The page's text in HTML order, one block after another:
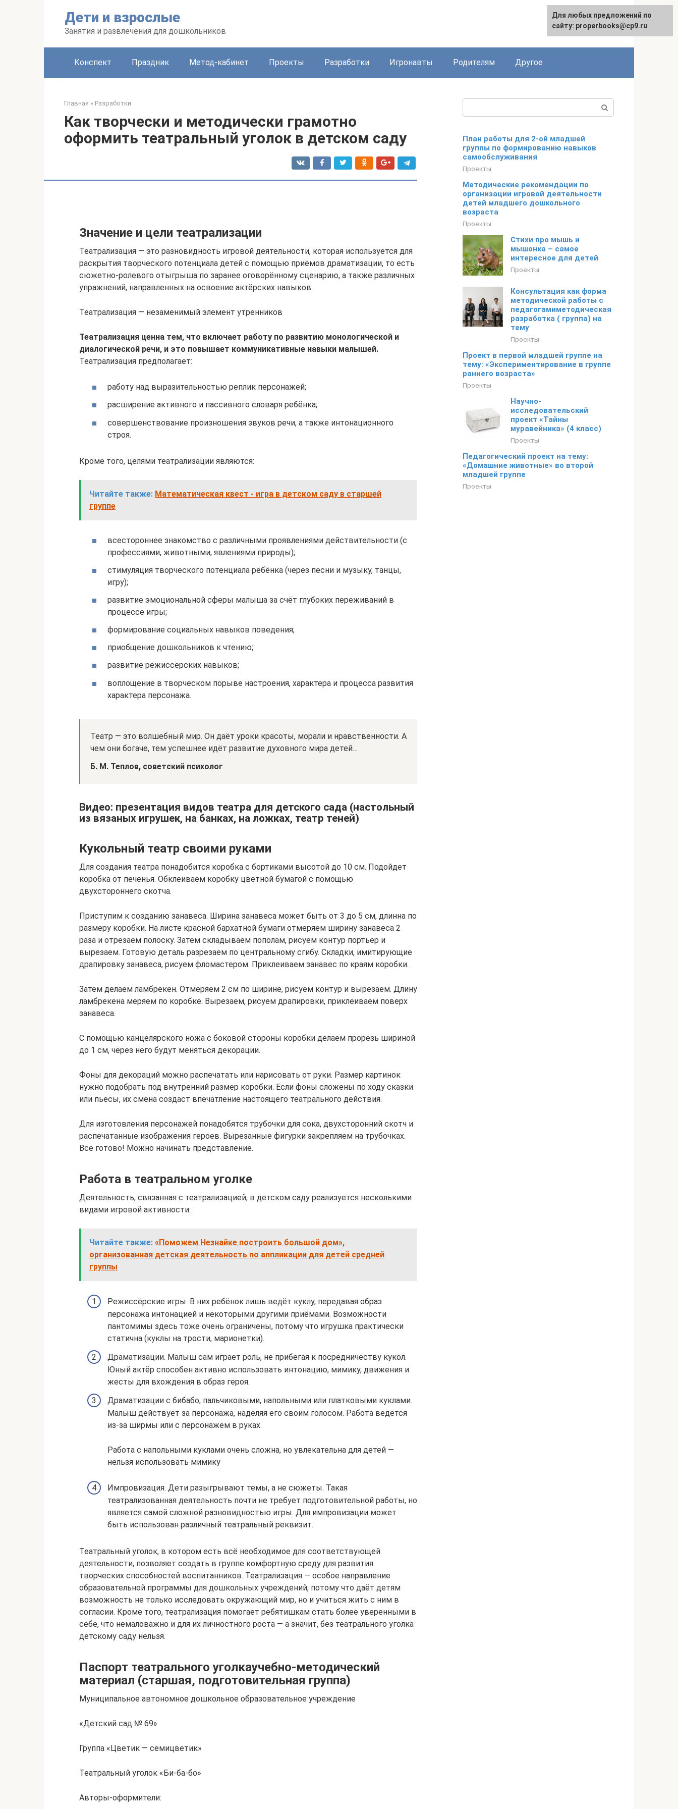
Дети и взрослые
Занятия и развлечения для дошкольников
English
Конспект Праздник Метод-кабинет Проекты Разработки Игронавты Родителям Другое
Главная » Разработки
Как творчески и методически грамотно
оформить театральный уголок в детском саду
Значение и цели театрализации
Театрализация — это разновидность игровой деятельности, которая используется для
раскрытия творческого потенциала детей с помощью приёмов драматизации, то есть
сюжетно-ролевого отыгрыша по заранее оговорённому сценарию, а также различных
упражнений, направленных на освоение актёрских навыков.
Театрализация — незаменимый элемент утренников
Театрализация ценна тем, что включает работу по развитию монологической и
диалогической речи, и это повышает коммуникативные навыки малышей.
Театрализация предполагает:
работу над выразительностью реплик персонажей;
расширение активного и пассивного словаря ребёнка;
совершенствование произношения звуков речи, а также интонационного
строя.
Кроме того, целями театрализации являются:
Читайте также: Математическая квест - игра в детском саду в старшей
группе
всестороннее знакомство с различными проявлениями действительности (с
профессиями, животными, явлениями природы);
стимуляция творческого потенциала ребёнка (через песни и музыку, танцы,
игру);
развитие эмоциональной сферы малыша за счёт глубоких переживаний в
процессе игры;
формирование социальных навыков поведения;
приобщение дошкольников к чтению;
развитие режиссёрских навыков;
воплощение в творческом порыве настроения, характера и процесса развития
характера персонажа.
Театр — это волшебный мир. Он даёт уроки красоты, морали и нравственности. А
чем они богаче, тем успешнее идёт развитие духовного мира детей…
Б. М. Теплов, советский психолог
Видео: презентация видов театра для детского сада (настольный
из вязаных игрушек, на банках, на ложках, театр теней)
Кукольный театр своими руками
Для создания театра понадобится коробка с бортиками высотой до 10 см. Подойдет
коробка от печенья. Обклеиваем коробку цветной бумагой с помощью
двухстороннего скотча.
Приступим к созданию занавеса. Ширина занавеса может быть от 3 до 5 см, длинна по
размеру коробки. На листе красной бархатной бумаги отмеряем ширину занавеса 2
раза и отрезаем полоску. Затем складываем пополам, рисуем контур портьер и
вырезаем. Готовую деталь разрезаем по центральному сгибу. Складки, имитирующие
драпировку занавеса, рисуем фломастером. Приклеиваем занавес по краям коробки.
Затем делаем ламбрекен. Отмеряем 2 см по ширине, рисуем контур и вырезаем. Длину
ламбрекена меряем по коробке. Вырезаем, рисуем драпировки, приклеиваем поверх
занавеса.
С помощью канцелярского ножа с боковой стороны коробки делаем прорезь шириной
до 1 см, через него будут меняться декорации.
Фоны для декораций можно распечатать или нарисовать от руки. Размер картинок
нужно подобрать под внутренний размер коробки. Если фоны сложены по ходу сказки
или пьесы, их смена создаст впечатление настоящего театрального действия.
Для изготовления персонажей понадобятся трубочки для сока, двухсторонний скотч и
распечатанные изображения героев. Вырезанные фигурки закрепляем на трубочках.
Все готово! Можно начинать представление.
Работа в театральном уголке
Деятельность, связанная с театрализацией, в детском саду реализуется несколькими
видами игровой активности:
Читайте также: «Поможем Незнайке построить большой дом»,
организованная детская деятельность по аппликации для детей средней
группы
Режиссёрские игры. В них ребёнок лишь ведёт куклу, передавая образ
персонажа интонацией и некоторыми другими приёмами. Возможности
пантомимы здесь тоже очень ограничены, потому что игрушка практически
статична (куклы на трости, марионетки).
Драматизации. Малыш сам играет роль, не прибегая к посредничеству кукол.
Юный актёр способен активно использовать интонацию, мимику, движения и
жесты для вхождения в образ героя.
Драматизации с бибабо, пальчиковыми, напольными или платковыми куклами.
Малыш действует за персонажа, наделяя его своим голосом. Работа ведётся
из-за ширмы или с персонажем в руках.
Работа с напольными куклами очень сложна, но увлекательна для детей —
нельзя использовать мимику
Импровизация. Дети разыгрывают темы, а не сюжеты. Такая
театрализованная деятельность почти не требует подготовительной работы, но
является самой сложной разновидностью игры. Для импровизации может
быть использован различный театральный реквизит.
Театральный уголок, в котором есть всё необходимое для соответствующей
деятельности, позволяет создать в группе комфортную среду для развития
творческих способностей воспитанников. Театрализация — особое направление
образовательной программы для дошкольных учреждений, потому что даёт детям
возможность не только исследовать окружающий мир, но и учиться жить с ним в
согласии. Кроме того, театрализация помогает ребятишкам стать более уверенными в
себе, что немаловажно и для их личностного роста — а значит, без театрального уголка
детскому саду нельзя.
Паспорт театрального уголкаучебно-методический
материал (старшая, подготовительная группа)
Муниципальное автономное дошкольное образовательное учреждение
«Детский сад № 69»
Группа «Цветик — семицветик»
Театральный уголок «Би-ба-бо»
Авторы-оформители:
План работы для 2-ой младшей
группы по формированию навыков
самообслуживания
Проекты
Методические рекомендации по
организации игровой деятельности
детей младшего дошкольного
возраста
Проекты
Стихи про мышь и
мышонка – самое
интересное для детей
Проекты
Консультация как форма
методической работы с
педагогамиметодическая
разработка ( группа) на
тему
Проекты
Проект в первой младшей группе на
тему: «Экспериментирование в группе
раннего возраста»
Проекты
Научно-
исследовательский
проект «Тайны
муравейника» (4 класс)
Проекты
Педагогический проект на тему:
«Домашние животные» во второй
младшей группе
Проекты
Для любых предложений по
сайту: properbooks@cp9.ru